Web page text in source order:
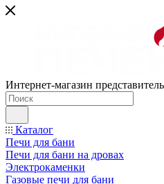
Интернет-магазин
Каталог
Печи для бани
Печи для бани на дровах
Электрокаменки
Газовые печи для бани